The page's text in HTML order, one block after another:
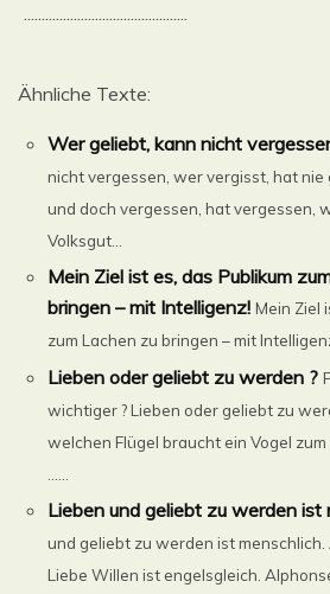
..............................................
Ähnliche Texte:
Wer geliebt, kann nicht
nicht vergessen, wer vergisst, hat
und doch vergessen, hat vergessen,
Volksgut...
Mein Ziel ist es, das Publikum
bringen – mit Intelligenz! Mein Ziel
zum Lachen zu bringen – mit
Lieben oder geliebt zu werden ?
wichtiger ? Lieben oder geliebt zu
welchen Flügel braucht ein Vogel zum
Lieben und geliebt zu werden ist
und geliebt zu werden ist
Liebe Willen ist engelsgleich.